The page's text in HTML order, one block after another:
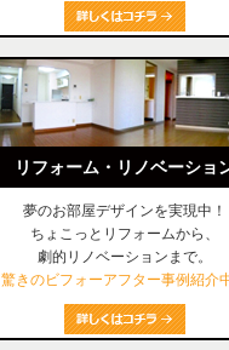
リフォーム・リノベーショ
夢のお部屋デザインを実現中！
ちょこっとリフォームから、
劇的リノベーションまで。
驚きのビフォーアフター事例紹介